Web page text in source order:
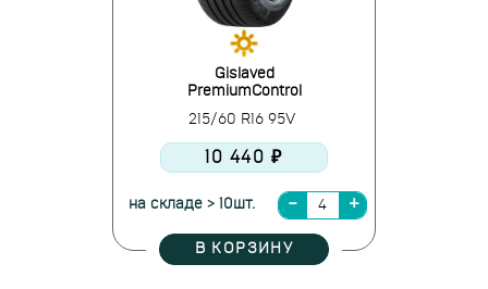
Gislaved
PremiumControl
215/60 R16 95V
10 440 ₽
на складе > 10шт.
В КОРЗИНУ